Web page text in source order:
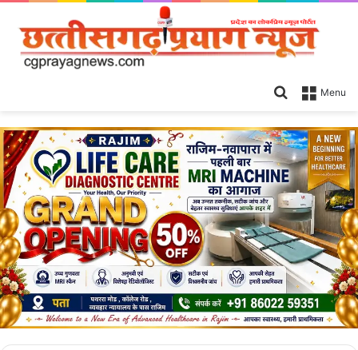
Menu
Search